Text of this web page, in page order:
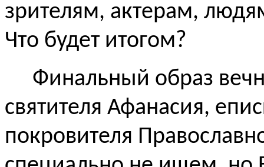
зрителям, актерам,
Что будет итогом?
Финальный образ
святителя Афанасия,
покровителя